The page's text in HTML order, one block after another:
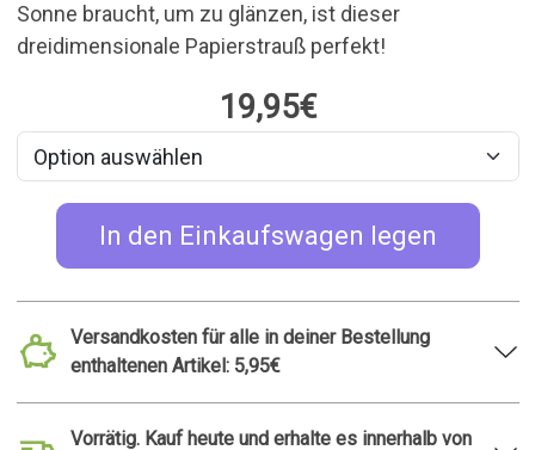
Sonne braucht, um zu glänzen, ist dieser
dreidimensionale Papierstrauß perfekt!
19,95€
In den Einkaufswagen legen
Versandkosten für alle in deiner Bestellung
enthaltenen Artikel: 5,95€
Vorrätig. Kauf heute und erhalte es innerhalb von